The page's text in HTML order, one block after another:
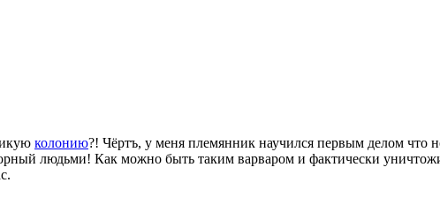
колонию?! Чёртъ, у меня племянник научился первым делом что
людьми! Как можно быть таким варваром и фактически